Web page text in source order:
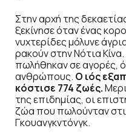
Στην αρχή της
ξεκίνησε όταν ένας
νυχτερίδες μόλυνε
ρακούν στην Νότια
πωλήθηκαν σε αγορές,
ανθρώπους. Ο ιός
κόστισε 774 ζωές.
της επιδημίας, οι
ζώα που πωλούνταν
Γκουανγκντόνγκ.